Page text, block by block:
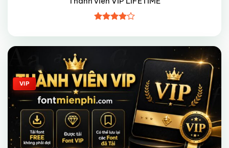
xếp hạng
45 sao
Giảm giá!
VIP